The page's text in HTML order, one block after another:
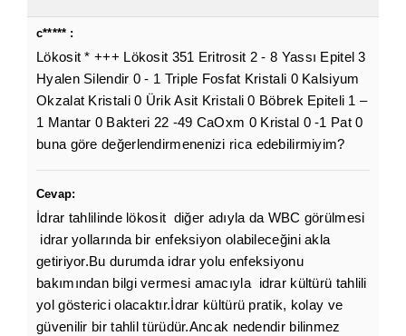
c***** :
Lökosit * +++ Lökosit 351 Eritrosit 2 - 8 Yassı Epitel 3
Hyalen Silendir 0 - 1 Triple Fosfat Kristali 0 Kalsiyum
Okzalat Kristali 0 Ürik Asit Kristali 0 Böbrek Epiteli 1 –
1 Mantar 0 Bakteri 22 -49 CaOxm 0 Kristal 0 -1 Pat 0
buna göre değerlendirmenenizi rica edebilirmiyim?
Cevap:
İdrar tahlilinde lökosit diğer adıyla da WBC görülmesi
idrar yollarında bir enfeksiyon olabileceğini akla
getiriyor.Bu durumda idrar yolu enfeksiyonu
bakımından bilgi vermesi amacıyla idrar kültürü tahlili
yol gösterici olacaktır.İdrar kültürü pratik, kolay ve
güvenilir bir tahlil türüdür.Ancak nedendir bilinmez